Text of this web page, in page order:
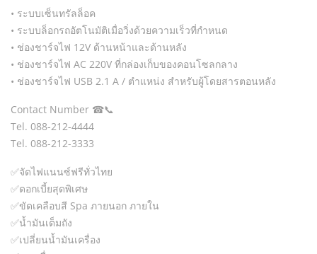
• ระบบเซ็นทรัลล็อค
• ระบบล็อกรถอัตโนมัติเมื่อวิ่งด้วยความเร็วที่กำหนด
• ช่องชาร์จไฟ 12V ด้านหน้าและด้านหลัง
• ช่องชาร์จไฟ AC 220V ที่กล่องเก็บของคอนโซลกลาง
• ช่องชาร์จไฟ USB 2.1 A / ตำแหน่ง สำหรับผู้โดยสารตอนหลัง
Contact Number ☎📞
Tel. 088-212-4444
Tel. 088-212-3333
✅จัดไฟแนนซ์ฟรีทั่วไทย
✅ดอกเบี้ยสุดพิเศษ
✅ขัดเคลือบสี Spa ภายนอก ภายใน
✅น้ำมันเต็มถัง
✅เปลี่ยนน้ำมันเครื่อง